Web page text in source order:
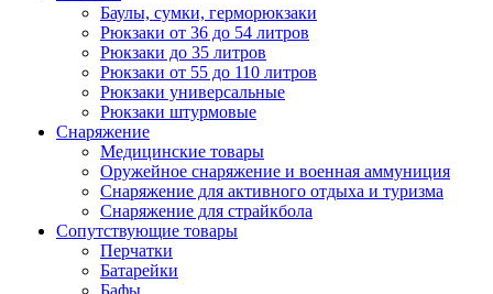
Баулы, сумки, герморюкзаки
Рюкзаки от 36 до 54 литров
Рюкзаки до 35 литров
Рюкзаки от 55 до 110 литров
Рюкзаки универсальные
Рюкзаки штурмовые
Снаряжение
Медицинские товары
Оружейное снаряжение и военная аммуниция
Снаряжение для активного отдыха и туризма
Снаряжение для страйкбола
Сопутствующие товары
Перчатки
Батарейки
Бафы